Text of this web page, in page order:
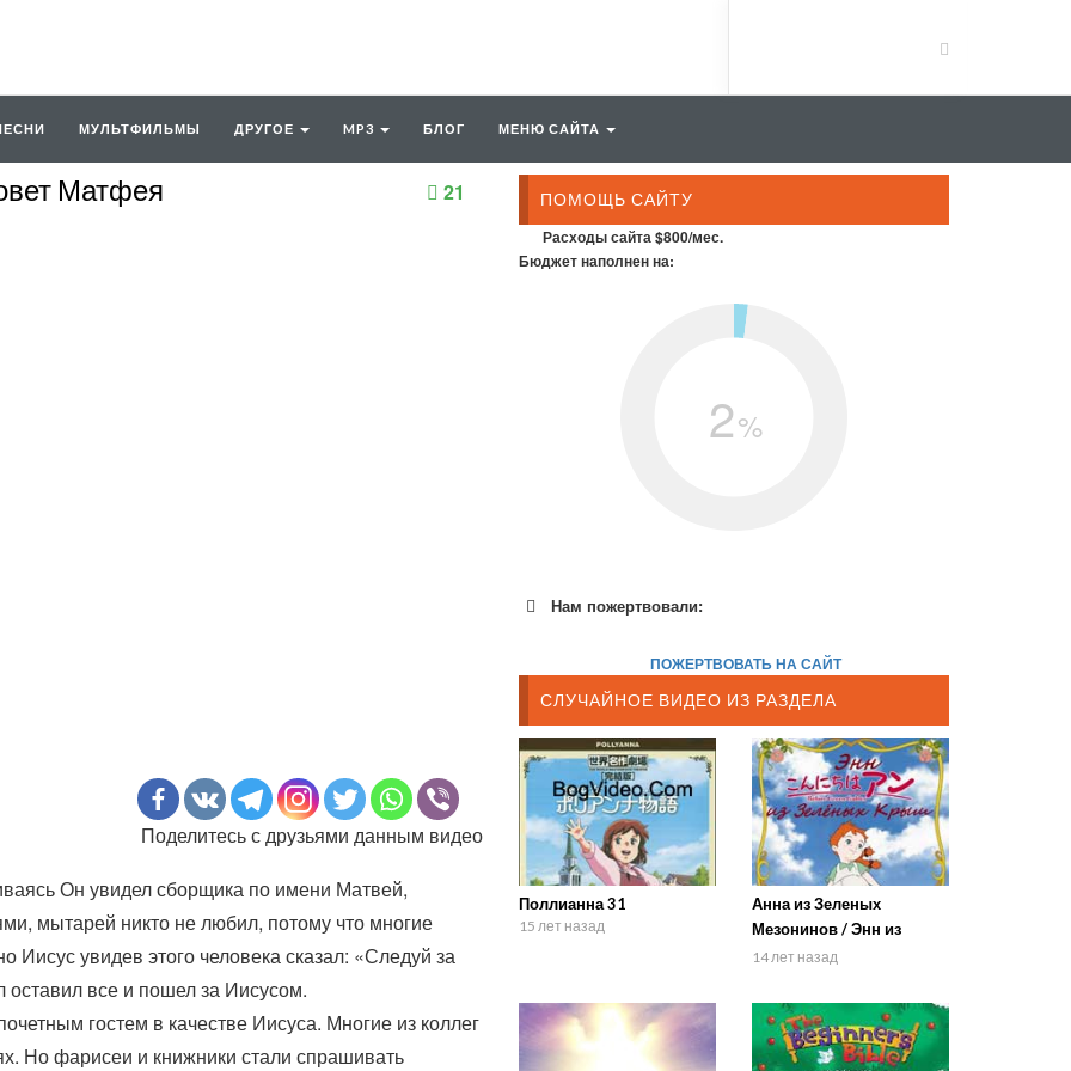
МУЛЬТФИЛЬМЫ ДРУГОЕ MP3 БЛОГ МЕНЮ САЙТА
Матфея 21
Поделитесь с друзьями данным видео
Он увидел сборщика по имени Матвей,
мытарей никто не любил, потому что многие
увидев этого человека сказал: «Следуй за
все и пошел за Иисусом.
гостем в качестве Иисуса. Многие из коллег
Но фарисеи и книжники стали спрашивать
ПОМОЩЬ САЙТУ
Расходы сайта $800/мес.
Бюджет наполнен на:
2%
Нам пожертвовали:
ПОЖЕРТВОВАТЬ НА САЙТ
СЛУЧАЙНОЕ ВИДЕО ИЗ РАЗДЕЛА
Поллианна 31
15 лет назад
Анна из Зеленых
Мезонинов / Энн из
зелёных крыш 5
14 лет назад